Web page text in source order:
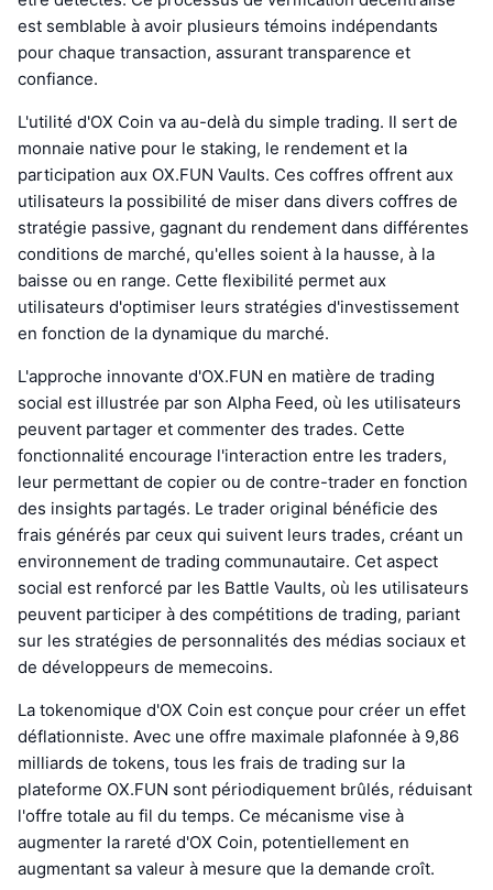
est semblable à avoir plusieurs témoins indépendants
pour chaque transaction, assurant transparence et
confiance.
L'utilité d'OX Coin va au-delà du simple trading. Il sert de
monnaie native pour le staking, le rendement et la
participation aux OX.FUN Vaults. Ces coffres offrent aux
utilisateurs la possibilité de miser dans divers coffres de
stratégie passive, gagnant du rendement dans différentes
conditions de marché, qu'elles soient à la hausse, à la
baisse ou en range. Cette flexibilité permet aux
utilisateurs d'optimiser leurs stratégies d'investissement
en fonction de la dynamique du marché.
L'approche innovante d'OX.FUN en matière de trading
social est illustrée par son Alpha Feed, où les utilisateurs
peuvent partager et commenter des trades. Cette
fonctionnalité encourage l'interaction entre les traders,
leur permettant de copier ou de contre-trader en fonction
des insights partagés. Le trader original bénéficie des
frais générés par ceux qui suivent leurs trades, créant un
environnement de trading communautaire. Cet aspect
social est renforcé par les Battle Vaults, où les utilisateurs
peuvent participer à des compétitions de trading, pariant
sur les stratégies de personnalités des médias sociaux et
de développeurs de memecoins.
La tokenomique d'OX Coin est conçue pour créer un effet
déflationniste. Avec une offre maximale plafonnée à 9,86
milliards de tokens, tous les frais de trading sur la
plateforme OX.FUN sont périodiquement brûlés, réduisant
l'offre totale au fil du temps. Ce mécanisme vise à
augmenter la rareté d'OX Coin, potentiellement en
augmentant sa valeur à mesure que la demande croît.